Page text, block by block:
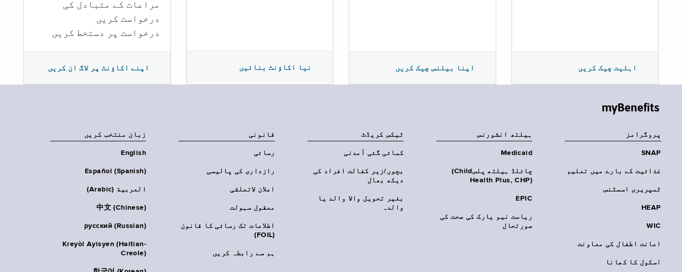
مراعات کے متبادل کی
درخواست کریں
درخواست پر دستخط کریں
اپنے اکاؤنٹ پر لاگ ان کریں نیا اکاؤنٹ بنائیں اپنا بیلنس چیک کریں اہلیت چیک کریں
myBenefits
پروگرامز
SNAP
غذائیت کے بارے میں تعلیم
ٹمپریری اسسٹنس
HEAP
WIC
اعانت اطفال کی معاونت
اسکول کا کھانا
‏ہیلتھ انشورنس
Medicaid
چائلڈ ہیلتھ پلس‎(Child
Health Plus, CHP)‎
EPIC
ریاست نیو یارک کی صحت کی
صورتحال
ٹیکس کریڈٹ
کمائی گئی آمدنی
بچوں/زیر کفالت افراد کی
دیکھ بھال
بغیر تحویل والا والد یا
والدہ
قانونی
رسائی
رازداری کی پالیسی
اعلان لاتعلقی
معقول سہولت
اطلاعات تک رسائی کا قانون
(FOIL)
ہم سے رابطہ کریں
زبان منتخب کریں
English
Español (Spanish)
العربية (Arabic)
中文 (Chinese)
русский (Russian)
Kreyòl Ayisyen (Haitian-
Creole)